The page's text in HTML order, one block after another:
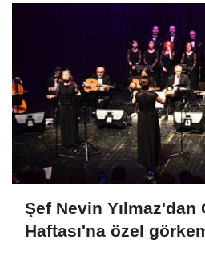
Şef Nevin Yılmaz'dan
Haftası'na özel